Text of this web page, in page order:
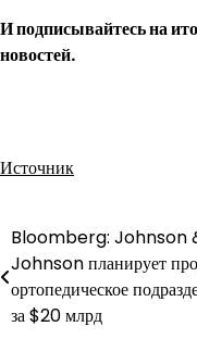
Иподписывайтесьна
новостей.
Источник
Навигация
по
записям
Bloomberg: Johnson
Johnson планирует
ортопедическое
за $20 млрд